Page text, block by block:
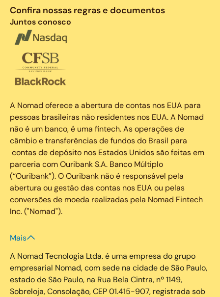
Confira nossas regras e documentos
Juntos conosco
A Nomad oferece a abertura de contas nos EUA para
pessoas brasileiras não residentes nos EUA. A Nomad
não é um banco, é uma fintech. As operações de
câmbio e transferências de fundos do Brasil para
contas de depósito nos Estados Unidos são feitas em
parceria com Ouribank S.A. Banco Múltiplo
(“Ouribank”). O Ouribank não é responsável pela
abertura ou gestão das contas nos EUA ou pelas
conversões de moeda realizadas pela Nomad Fintech
Inc. ("Nomad").
Mais
A Nomad Tecnologia Ltda. é uma empresa do grupo
empresarial Nomad, com sede na cidade de São Paulo,
estado de São Paulo, na Rua Bela Cintra, nº 1149,
Sobreloja, Consolação, CEP 01.415-907, registrada sob